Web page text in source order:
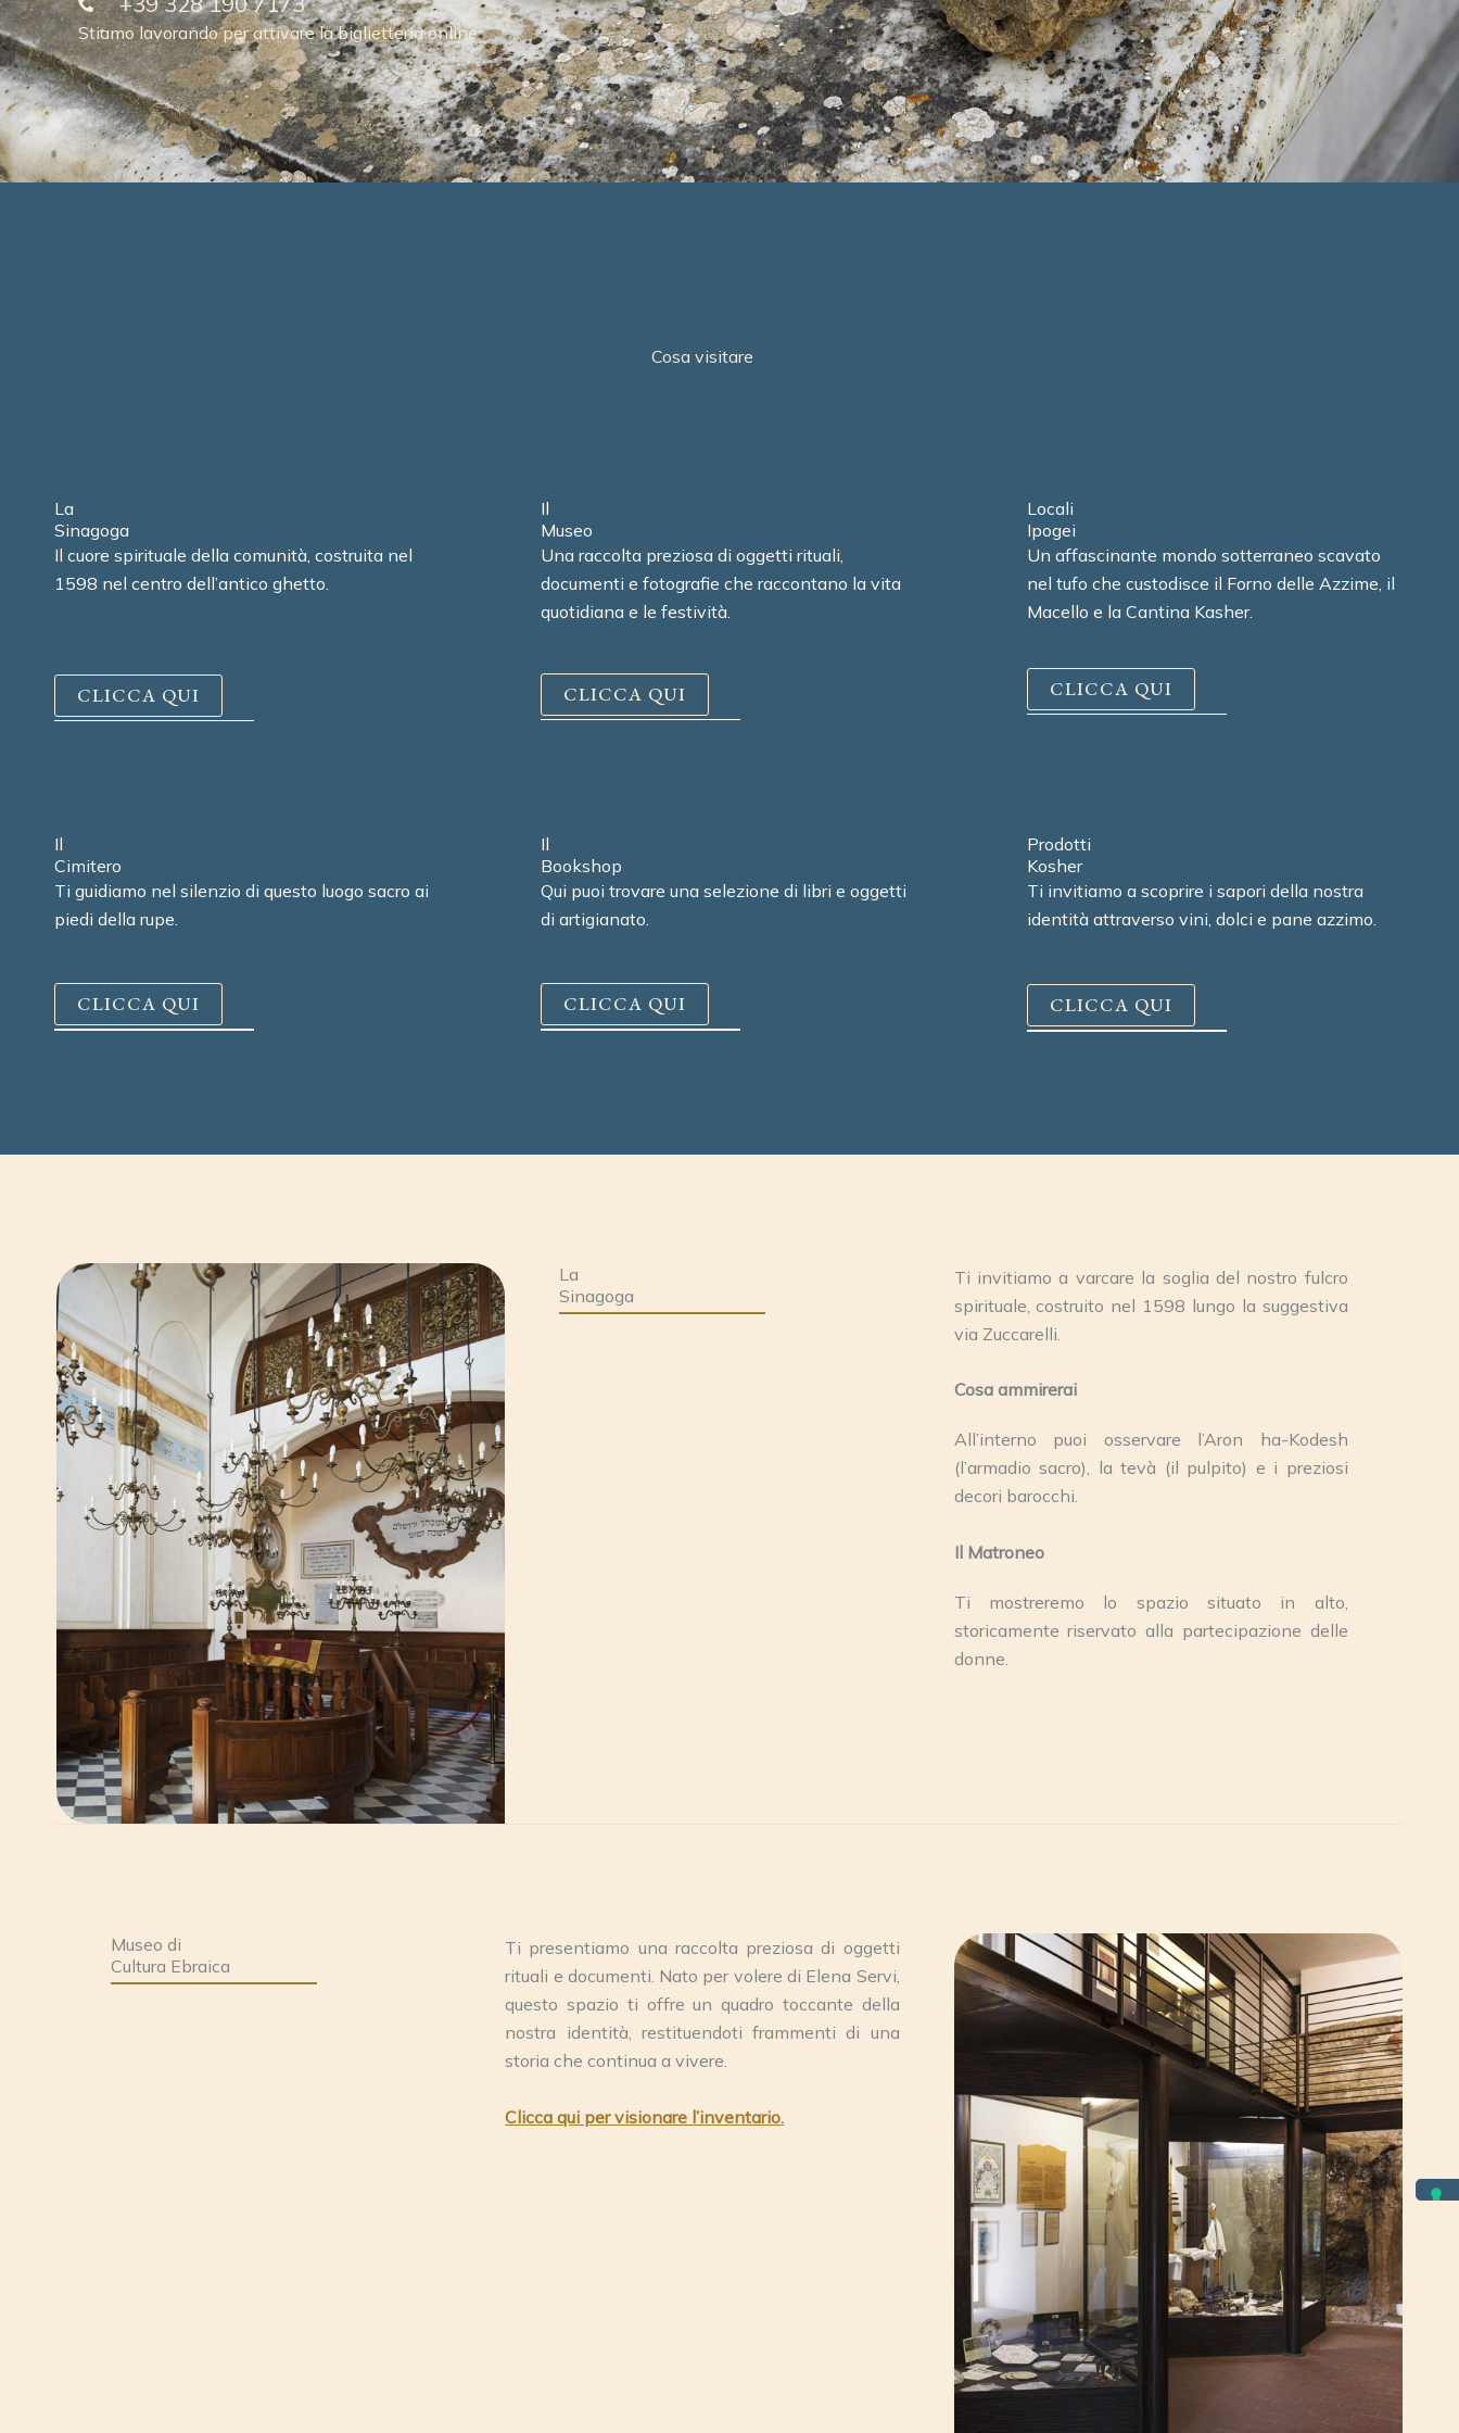
Stiamo lavorando per attivare la biglietteria online.
Cosa visitare
La
Sinagoga
Il cuore spirituale della comunità, costruita nel
1598 nel centro dell’antico ghetto.
CLICCA QUI
Il
Museo
Una raccolta preziosa di oggetti rituali,
documenti e fotografie che raccontano la vita
quotidiana e le festività.
CLICCA QUI
Locali
Ipogei
Un affascinante mondo sotterraneo scavato
nel tufo che custodisce il Forno delle Azzime, il
Macello e la Cantina Kasher.
CLICCA QUI
Il
Cimitero
Ti guidiamo nel silenzio di questo luogo sacro ai
piedi della rupe.
CLICCA QUI
Il
Bookshop
Qui puoi trovare una selezione di libri e oggetti
di artigianato.
CLICCA QUI
Prodotti
Kosher
Ti invitiamo a scoprire i sapori della nostra
identità attraverso vini, dolci e pane azzimo.
CLICCA QUI
La
Sinagoga
Ti invitiamo a varcare la soglia del nostro fulcro
spirituale, costruito nel 1598 lungo la suggestiva
via Zuccarelli.
Cosa ammirerai
All’interno puoi osservare l’Aron ha-Kodesh
(l’armadio sacro), la tevà (il pulpito) e i preziosi
decori barocchi.
Il Matroneo
Ti mostreremo lo spazio situato in alto,
storicamente riservato alla partecipazione delle
donne.
Museo di
Cultura Ebraica
Ti presentiamo una raccolta preziosa di oggetti
rituali e documenti. Nato per volere di Elena Servi,
questo spazio ti offre un quadro toccante della
nostra identità, restituendoti frammenti di una
storia che continua a vivere.
Clicca qui per visionare l’inventario.